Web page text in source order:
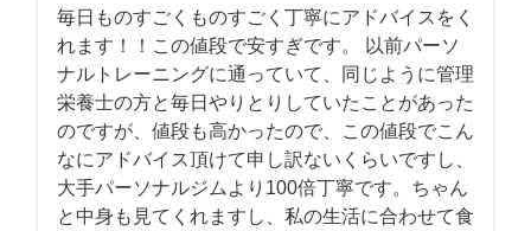
毎日ものすごくものすごく丁寧にアドバイスをく
れます！！この値段で安すぎです。 以前パーソ
ナルトレーニングに通っていて、同じように管理
栄養士の方と毎日やりとりしていたことがあった
のですが、値段も高かったので、この値段でこん
なにアドバイス頂けて申し訳ないくらいですし、
大手パーソナルジムより100倍丁寧です。ちゃん
と中身も見てくれますし、私の生活に合わせて食